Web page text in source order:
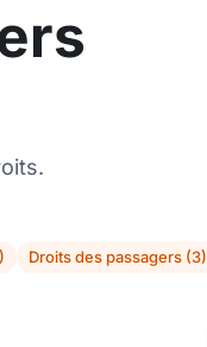
Droits des passagers (3)